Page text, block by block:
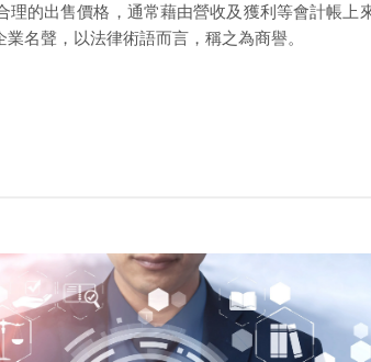
的出售價格，通常藉由營收及獲利等會計帳上
名聲，以法律術語而言，稱之為商譽。